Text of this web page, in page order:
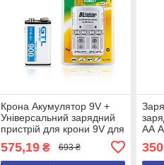
Крона Акумулятор 9V +
Універсальний зарядний
пристрій для крони 9V для
Пінпоінтер GP-POINTER
575,19₴ 693 ₴
АА